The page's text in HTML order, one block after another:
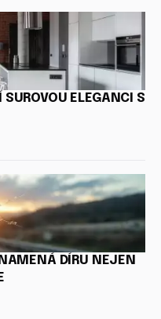
ELEGANCI S
DÍRU NEJEN